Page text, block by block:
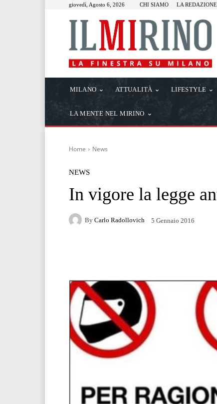
giovedì, Agosto 6, 2026 CHI SIAMO LA REDAZIONE
MILANO ATTUALITÀ LIFESTYLE
LA MENTE NEL MIRINO
Home News
NEWS
In vigore la legge
By Carlo Radollovich 5 Gennaio 2016